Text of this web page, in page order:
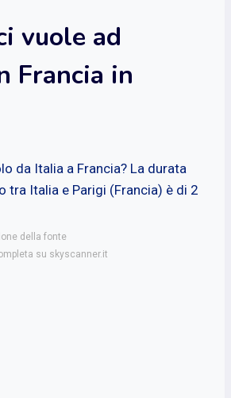
vuole ad
Francia in
da Italia a Francia? La durata
tra Italia e Parigi (Francia) è di 2
della fonte
su skyscanner.it